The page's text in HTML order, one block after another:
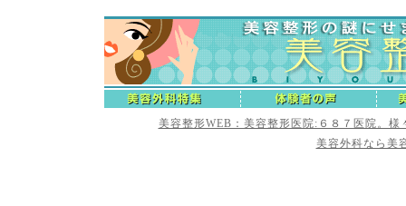
美容整形WEB：美容整形医院:６８７医院。
美容外科なら美